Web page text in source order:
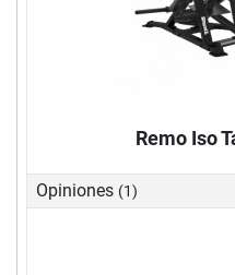
Remo Iso
Opiniones (1)